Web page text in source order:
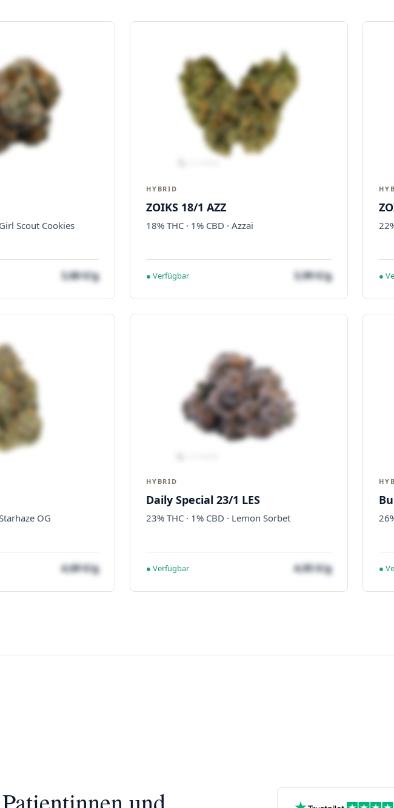
Scout Cookies
3,80 €/g
HYBRID
ZOIKS 18/1 AZZ
18% THC · 1% CBD · Azzai
● Verfügbar 3,99 €/g ●
OG
4,69 €/g
HYBRID
Daily Special 23/1 LES
23% THC · 1% CBD · Lemon Sorbet
● Verfügbar 4,05 €/g ●